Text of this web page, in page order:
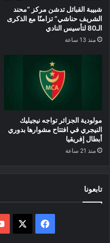
شبيبة القبائل تدشن مركز “محند
الشريف حناشي” تزامنًا مع الذكرى
الـ80 لتأسيس النادي
منذ 13 ساعة
مولودية الجزائر تواجه نيجيليك
النيجري في افتتاح مشوارها بدوري
أبطال إفريقيا
منذ 21 ساعة
تابعونا
فيسبوك